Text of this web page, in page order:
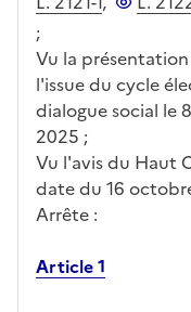
;
Vu la
l'issue du cycle
dialogue social le
2025 ;
Vu l'avis du Haut
date du 16
Arrête :
Article 1